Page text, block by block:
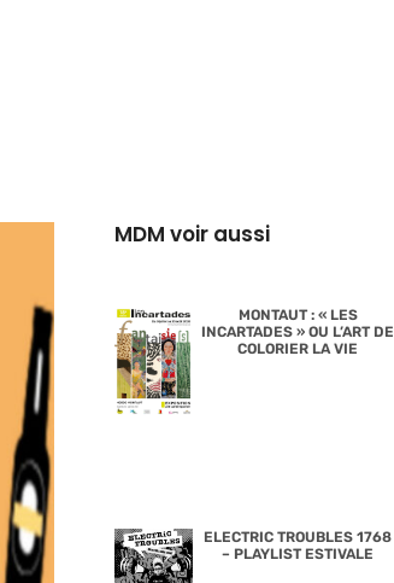
MDM voir aussi
MONTAUT : « LES
INCARTADES » OU L’ART DE
COLORIER LA VIE
ELECTRIC TROUBLES 1768
– PLAYLIST ESTIVALE